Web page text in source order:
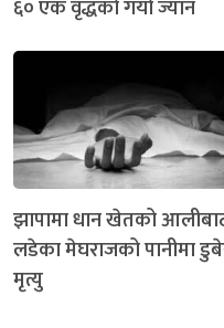
६० एक वृद्धको गयो ज्यान
झापामा धान खेतको
लडेका मेघराजको पानीमा
मृत्यु